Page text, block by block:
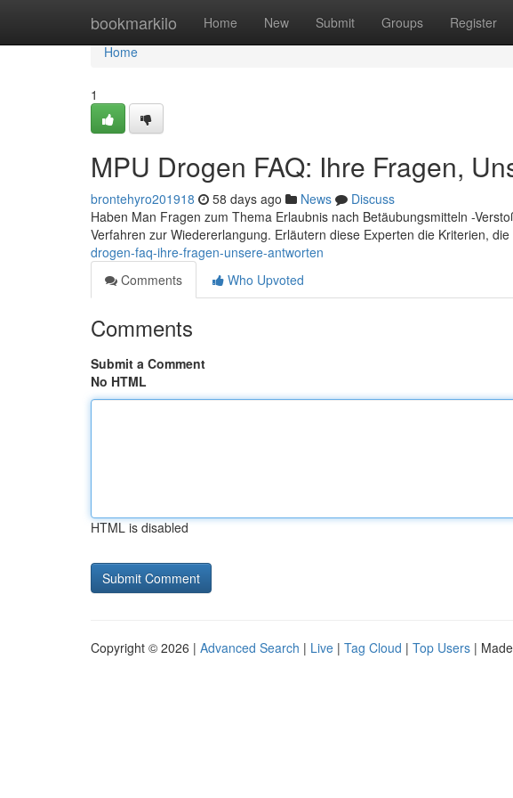
bookmarkilo Home New Submit Groups Register
Home
Home
1
MPU Drogen FAQ: Ihre Fragen,
brontehyro201918 58 days ago News
Discuss
Haben Man Fragen zum Thema Erlaubnis nach Betäubungsmitteln -
Verfahren zur Wiedererlangung. Erläutern diese Experten die Kriterien, die
drogen-faq-ihre-fragen-unsere-antworten
Comments
Who Upvoted
Comments
Submit a Comment
No HTML
HTML is disabled
Copyright © 2026 | Advanced Search | Live | Tag Cloud | Top Users |